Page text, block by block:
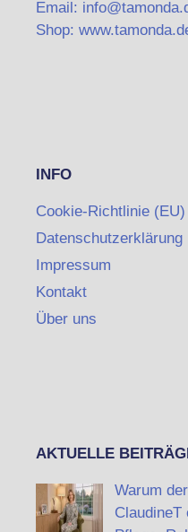
Email:
Shop:
INFO
Cookie-Richtlinie (EU)
Datenschutzerklärung
Impressum
Kontakt
Über uns
AKTUELLE
Warum
ClaudineT